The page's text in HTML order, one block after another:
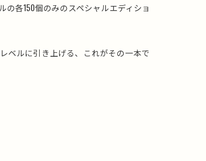
各150個のみのスペシャルエディショ
ベルに引き上げる、これがその一本で